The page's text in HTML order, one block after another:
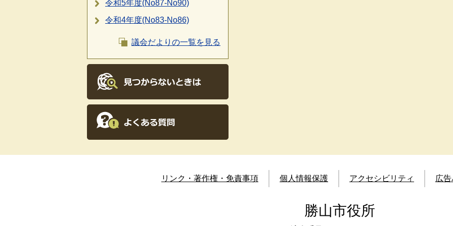
令和5年度(No87-No90)
令和4年度(No83-No86)
議会だよりの一覧を見る
リンク・著作権・免責事項 個人情報保護 アクセシビリティ 広
勝山市役所